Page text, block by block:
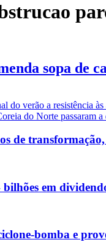
sopa de
do verão a resistência
do Norte passaram
de
em
bomba e